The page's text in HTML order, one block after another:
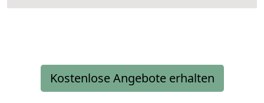
Kostenlose Angebote erhalten